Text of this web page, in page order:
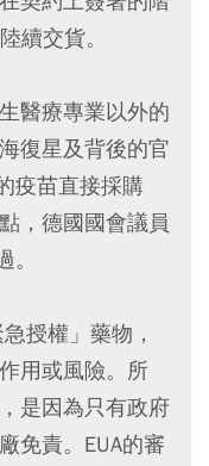
續交貨。
醫療專業以外的
復星及背後的官
疫苗直接採購
，德國國會議員
授權」藥物，
用或風險。所
是因為只有政府
免責。EUA的審